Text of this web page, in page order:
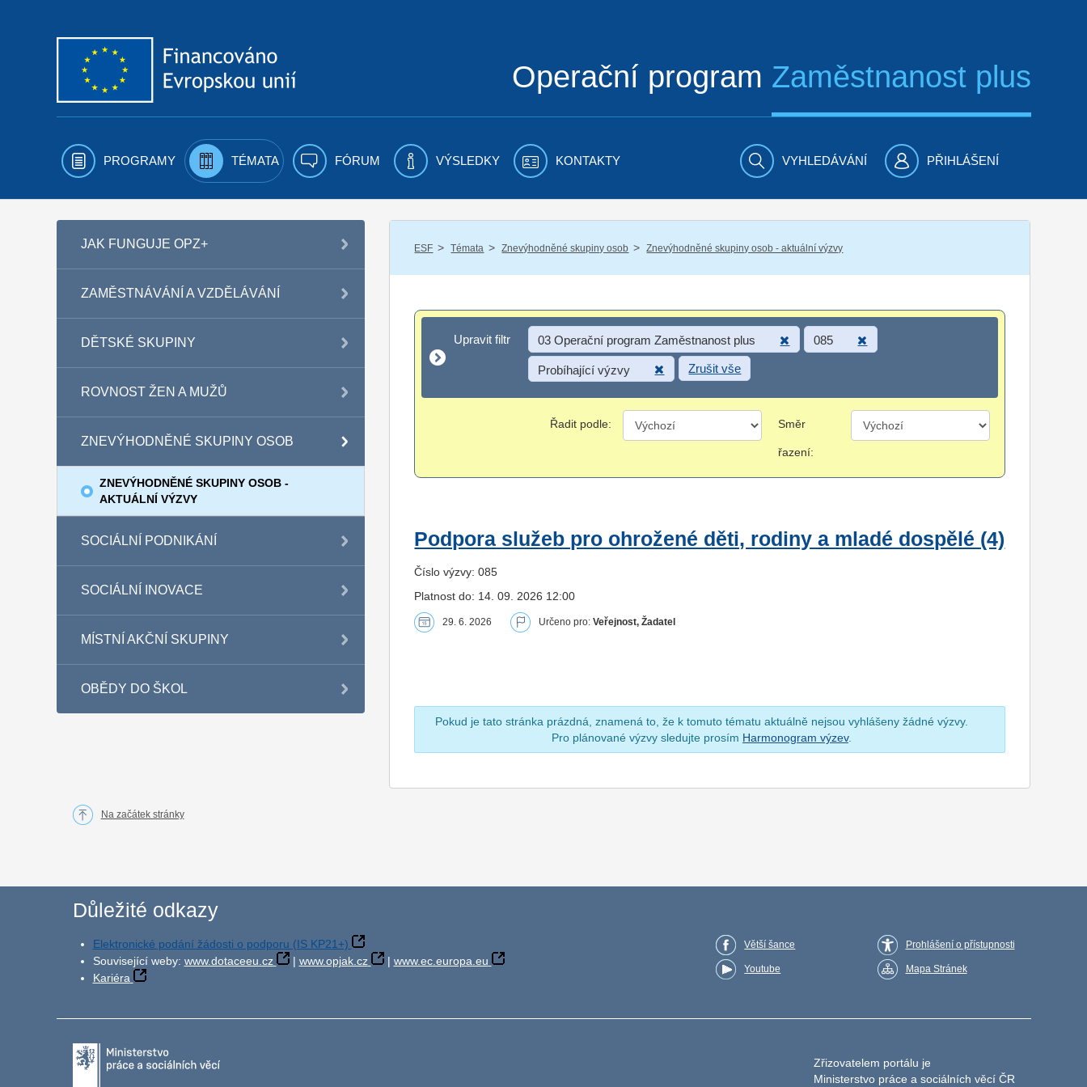
Operační program Zaměstnanost plus
PROGRAMY TÉMATA FÓRUM VÝSLEDKY KONTAKTY VYHLEDÁVÁNÍ PŘIHLÁŠENÍ
JAK FUNGUJE OPZ+
ZAMĚSTNÁVÁNÍ A VZDĚLÁVÁNÍ
DĚTSKÉ SKUPINY
ROVNOST ŽEN A MUŽŮ
ZNEVÝHODNĚNÉ SKUPINY OSOB
ZNEVÝHODNĚNÉ SKUPINY OSOB -
AKTUÁLNÍ VÝZVY
SOCIÁLNÍ PODNIKÁNÍ
SOCIÁLNÍ INOVACE
MÍSTNÍ AKČNÍ SKUPINY
OBĚDY DO ŠKOL
ESF / Témata / Znevýhodněné skupiny osob / Znevýhodněné skupiny osob - aktuální výzvy
Upravit filtr
Upravit filtr 03 Operační program Zaměstnanost plus 085
Probíhající výzvy Zrušit vše
Řadit podle: Směr
řazení:
Podpora služeb pro ohrožené děti, rodiny a mladé dospělé (4)
Číslo výzvy: 085
Platnost do: 14. 09. 2026 12:00
29. 6. 2026 Určeno pro:Veřejnost, Žadatel
Pokud je tato stránka prázdná, znamená to, že k tomuto tématu aktuálně nejsou vyhlášeny žádné výzvy.
Pro plánované výzvy sledujte prosím Harmonogram výzev.
Na začátek stránky
Důležité odkazy
Elektronické podání žádosti o podporu (IS KP21+)
Související weby: www.dotaceeu.cz | www.opjak.cz | www.ec.europa.eu
Kariéra
Větší šance
Youtube
Prohlášení o přístupnosti
Mapa Stránek
Zřizovatelem portálu je
Ministerstvo práce a sociálních věcí ČR